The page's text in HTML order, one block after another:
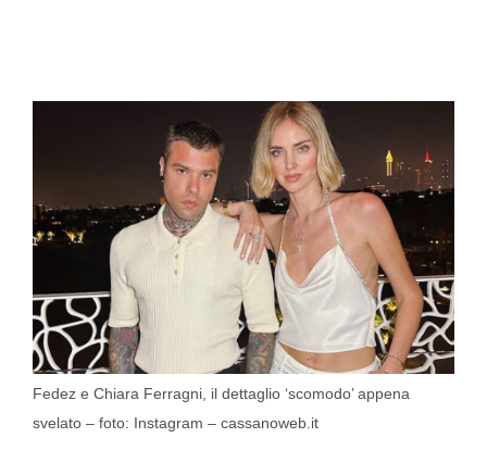
Fedez e Chiara Ferragni, il dettaglio ‘scomodo’ appena
svelato – foto: Instagram – cassanoweb.it